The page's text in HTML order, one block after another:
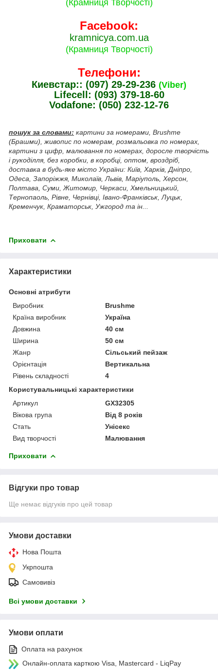
(Крамниця Творчості)
Facebook:
kramnicya.com.ua
(Крамниця Творчості)
Телефони:
Киевстар:: (097) 29-29-236 (Viber)
Lifecell: (093) 379-18-60
Vodafone: (050) 232-12-76
пошук за словами: картини за номерами, Brushme
(Брашми), живопис по номерам, розмальовка по номерах,
картини з цифр, малювання по номерах, доросле творчість
і рукоділля, без коробки, в коробці, оптом, вроздріб,
доставка в будь-яке місто України: Київ, Харків, Дніпро,
Одеса, Запоріжжя, Миколаїв, Львів, Маріуполь, Херсон,
Полтава, Суми, Житомир, Черкаси, Хмельницький,
Тернопаоль, Рівне, Чернівці, Івано-Франківськ, Луцьк,
Кременчук, Краматорськ, Ужгород та ін...
Приховати
Характеристики
Основні атрибути
Виробник
Brushme
Країна виробник
Україна
Довжина
40 см
Ширина
50 см
Жанр
Сільський пейзаж
Орієнтація
Вертикальна
Рівень складності
4
Користувальницькі характеристики
Артикул
GX32305
Вікова група
Від 8 років
Стать
Унісекс
Вид творчості
Малювання
Приховати
Відгуки про товар
Ще немає відгуків про цей товар
Умови доставки
Нова Пошта
Укрпошта
Самовивіз
Всі умови доставки
Умови оплати
Оплата на рахунок
Онлайн-оплата карткою Visa, Mastercard - LiqPay